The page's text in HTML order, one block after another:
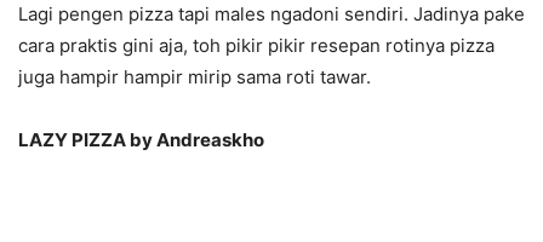
Lagi pengen pizza tapi males ngadoni sendiri. Jadinya pake
cara praktis gini aja, toh pikir pikir resepan rotinya pizza
juga hampir hampir mirip sama roti tawar.
LAZY PIZZA by Andreaskho